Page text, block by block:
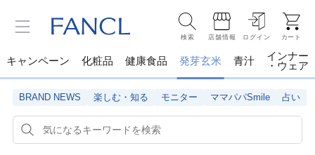
検索 店舗情報 ログイン カート
キャンペーン 化粧品 健康食品 発芽玄米 青汁
インナー
・ウェア
BRAND NEWS 楽しむ・知る モニター ママパパSmile 占い